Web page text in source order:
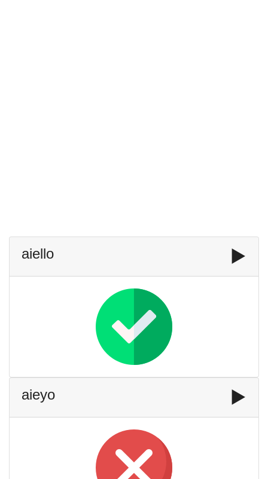
aiello ▶️
aieyo ▶️